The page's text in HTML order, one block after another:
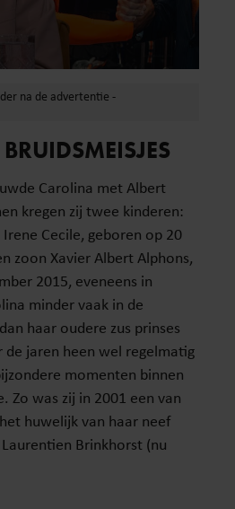
Carolina met Albert
kregen zij twee kinderen:
Cecile, geboren op 20
zoon Xavier Albert Alphons,
2015, eveneens in
minder vaak in de
haar oudere zus prinses
jaren heen wel regelmatig
momenten binnen
Zo was zij in 2001 een van
huwelijk van haar neef
Brinkhorst (nu